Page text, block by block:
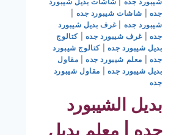
جده
شاشات شيبورد جده
شيبورد جده |غرف بديل شيبورد
جده
غرف شيبورد جده |كتالوج
بديل شيبورد جده |كتالوج شيبورد
جده
معلم شيبورد جده| مقاول
بديل شيبورد جده
مقاول شيبورد
جده
بديل الشيبورد
جده | معلم بديل